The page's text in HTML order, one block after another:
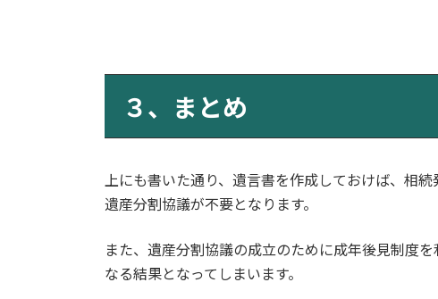
３、まとめ
上にも書いた通り、遺言書を作成しておけば、相
遺産分割協議が不要となります。
また、遺産分割協議の成立のために成年後見制度
なる結果となってしまいます。